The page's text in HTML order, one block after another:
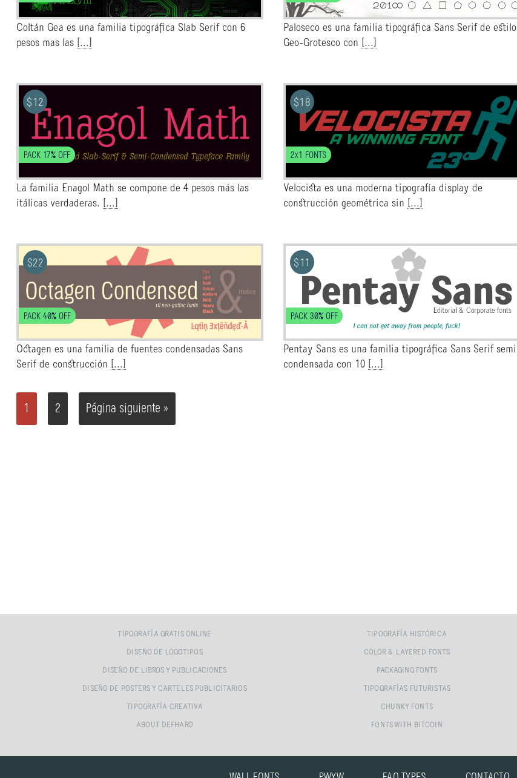
Coltán Gea es una familia tipográfica Slab Serif con 6
pesos mas las
[...]
Paloseco es una familia tipográfica Sans Serif de estilo
Geo-Grotesco con
[...]
$12
PACK 17% OFF
La familia Enagol Math se compone de 4 pesos más las
itálicas verdaderas.
[...]
$18
2x1 FONTS
Velocista es una moderna tipografía display de
construcción geométrica sin
[...]
$22
PACK 40% OFF
Octagen es una familia de fuentes condensadas Sans
Serif de construcción
[...]
$11
PACK 30% OFF
Pentay Sans es una familia tipográfica Sans Serif semi
condensada con 10
[...]
1 2 Página siguiente »
TIPOGRAFÍA GRATIS ONLINE
DISEÑO DE LOGOTIPOS
DISEÑO DE LIBROS Y PUBLICACIONES
DISEÑO DE POSTERS Y CARTELES PUBLICITARIOS
TIPOGRAFÍA CREATIVA
ABOUT DEFHARO
TIPOGRAFÍA HISTÓRICA
COLOR & LAYERED FONTS
PACKAGING FONTS
TIPOGRAFÍAS FUTURISTAS
CHUNKY FONTS
FONTS WITH BITCOIN